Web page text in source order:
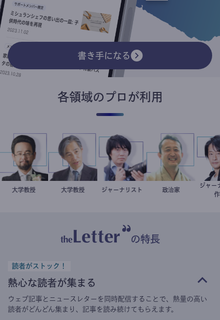
書き手になる
各領域のプロが利用
金谷一朗
大学教授 加藤忠史
大学教授 志葉玲
ジャーナリスト 小坂英二
政治家
ジ
の特長
読者がストック！
熱心な読者が集まる
ウェブ記事とニュースレターを同時配信することで、熱量の高い
読者がどんどん集まり、記事を読み続けてもらえます。